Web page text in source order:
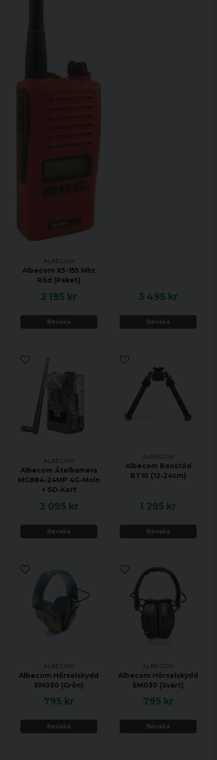
ALBECOM
Albecom X5-155 Mhz
Röd (Paket)
2 195 kr
Bevaka
3 495 kr
Bevaka
ALBECOM
Albecom Åtelkamera
MG884-24MP 4G-Moln
+ SD-Kort
3 095 kr
Bevaka
ALBECOM
Albecom Benstöd
BT10 (12-24cm)
1 295 kr
Bevaka
ALBECOM
Albecom Hörselskydd
EM030 (Grön)
795 kr
Bevaka
ALBECOM
Albecom Hörselskydd
EM030 (Svart)
795 kr
Bevaka